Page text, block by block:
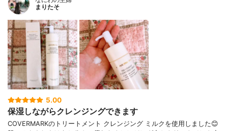
まりたそ
5.00
保湿しながらクレンジングできます
COVERMARKのトリートメント クレンジング ミルクを使用しました😊